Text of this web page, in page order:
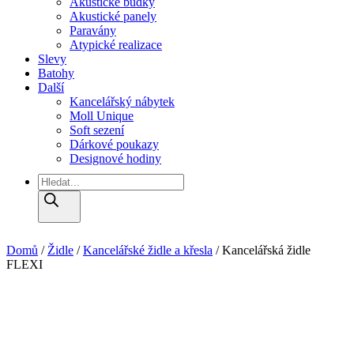
Akustické panely
Paravány
Atypické realizace
Slevy
Batohy
Další
Kancelářský nábytek
Moll Unique
Soft sezení
Dárkové poukazy
Designové hodiny
Products
search
Domů /Židle /Kancelářské židle a křesla / Kancelářská židle
FLEXI